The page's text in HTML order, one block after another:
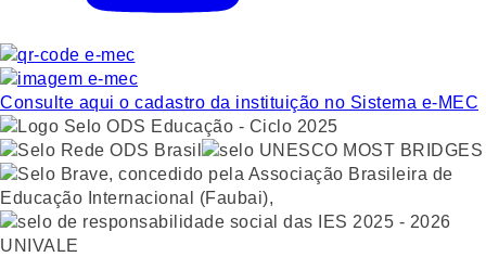
Consulte aqui o cadastro da instituição no Sistema e-MEC
UNIVALE